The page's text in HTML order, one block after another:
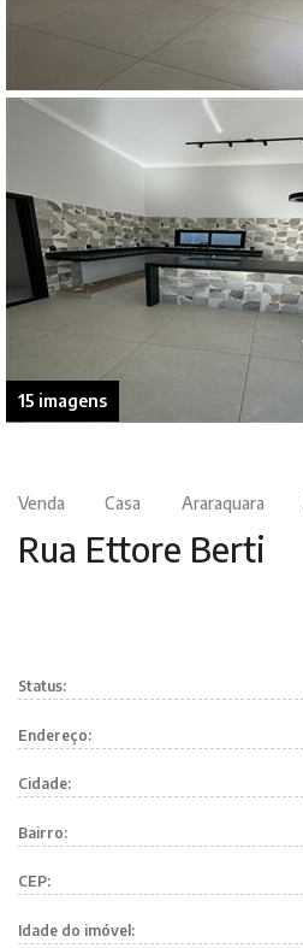
15 imagens
Venda Casa Araraquara
Rua Ettore Berti
Status:
Endereço:
Cidade:
Bairro:
CEP:
Idade do imóvel: